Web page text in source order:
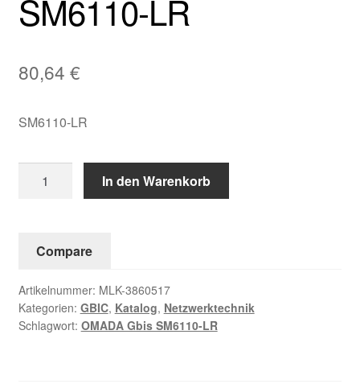
SM6110-LR
80,64 €
SM6110-LR
In den Warenkorb
Compare
Artikelnummer: MLK-3860517
Kategorien: GBIC, Katalog, Netzwerktechnik
Schlagwort: OMADA Gbis SM6110-LR